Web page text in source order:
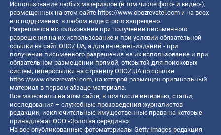
Использование любых материалов (в том числе фото- и видео-),
размещенных на этом сайте https://www.obozrevatel.com и на всех
его поддоменах, в любом виде строго запрещено.
Разрешается использование при получении письменного
разрешения на их использование и при условии обязательной
ссылки на сайт OBOZ.UA, а для интернет-изданий - при
получении письменного разрешения на их использование и при
обязательном размещении прямой, открытой для поисковых
систем, гиперссылки на страницу OBOZ.UA по ссылке
https://www.obozrevatel.com, на которой размещен оригинальный
материал в первом абзаце материала.
Все материалы на этом сайте, в том числе интервью, статьи,
исследования – служебные произведения журналистов
редакции, исключительные имущественные права на которые
принадлежат ООО «Золотая середина».
На все опубликованные фотоматериалы Getty Images редакция